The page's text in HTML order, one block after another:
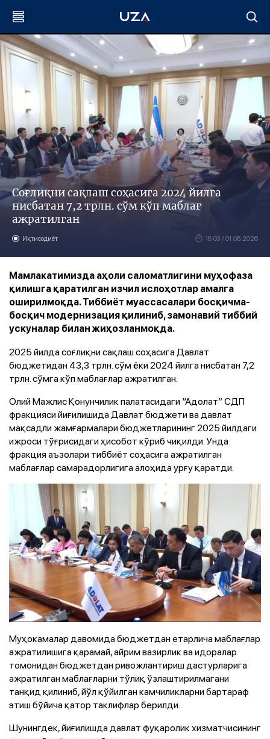
Соғлиқни сақлаш соҳасига 2024 йилга
нисбатан 7,2 трлн. сўм кўп маблағ
ажратилган
Иқтисодиёт 18:03 / 01.06.2026
Мамлакатимизда аҳоли саломатлигини муҳофаза
қилишга қаратилган изчил ислоҳотлар амалга
оширилмоқда. Тиббиёт муассасалари босқичма-
босқич модернизация қилиниб, замонавий тиббий
ускуналар билан жиҳозланмоқда.
2025 йилда соғлиқни сақлаш соҳасига Давлат
бюджетидан 43,3 трлн. сўм ёки 2024 йилга нисбатан 7,2
трлн. сўмга кўп маблағлар ажратилган.
Олий Мажлис Қонунчилик палатасидаги “Адолат” СДП
фракцияси йиғилишида Давлат бюджети ва давлат
мақсадли жамғармалари бюджетларининг 2025 йилдаги
ижроси тўғрисидаги ҳисобот кўриб чиқилди. Унда
фракция аъзолари тиббиёт соҳасига ажратилган
маблағлар самарадорлигига алоҳида урғу қаратди.
Муҳокамалар давомида бюджетдан етарлича маблағлар
ажратилишига қарамай, айрим вазирлик ва идоралар
томонидан бюджетдан ривожлантириш дастурларига
ажратилган маблағларни тўлиқ ўзлаштирилмагани
танқид қилиниб, йўл қўйилган камчиликларни бартараф
этиш бўйича қатор таклифлар берилди.
Шунингдек, йиғилишда давлат фуқаролик хизматчисининг